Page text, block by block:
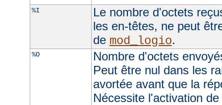
%I
Le nombre d'octets
les en-têtes, ne peut
de mod_logio.
%O
Nombre d'octets
Peut être nul dans les
avortée avant que la
Nécessite l'activation de